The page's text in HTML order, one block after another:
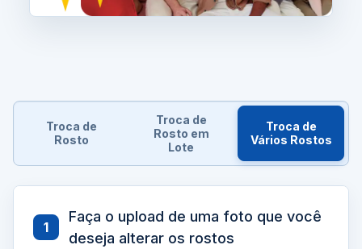
Troca de
Rosto
Troca de
Rosto em
Lote
Troca de
Vários Rostos
1
Faça o upload de uma foto que você
deseja alterar os rostos